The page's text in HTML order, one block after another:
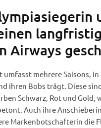
Airways
umfasst mehrere Saisons,
ihren Bobs trägt. Diese
Schwarz, Rot und
Auch ihre
Markenbotschafterin die